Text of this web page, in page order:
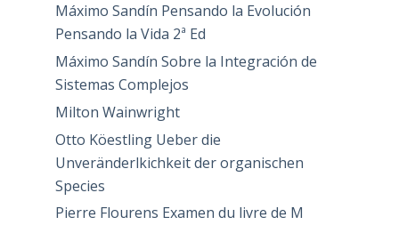
Máximo Sandín Pensando la Evolución
Pensando la Vida 2ª Ed
Máximo Sandín Sobre la Integración de
Sistemas Complejos
Milton Wainwright
Otto Köestling Ueber die
Unveränderlkichkeit der organischen
Species
Pierre Flourens Examen du livre de M